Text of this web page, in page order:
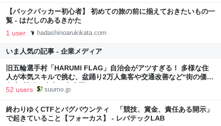
【バックパッカー初心者】 初めての旅の前に揃えておきたいもの一
覧 - はだしのあるきかた
1 user hadashinoarukikata.com
いま人気の記事 - 企業メディア
旧五輪選手村「HARUMI FLAG」自治会がアツすぎる！ 多様な住
人が本気スキルで挑む、盆踊り2万人集客や交通改善など“街の価値
向上”戦略 東京・中央区
52 users suumo.jp
終わりゆくCTFとバグバウンティ 「競技、賞金、責任ある開示」
で起きていること【フォーカス】 - レバテックLAB